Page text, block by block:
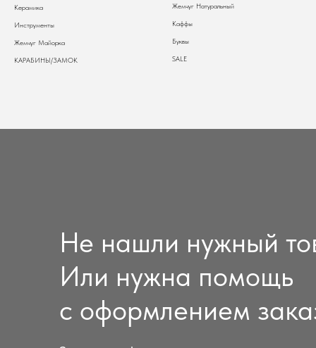
Керамика
Инструменты
Жемчуг Майорка
КАРАБИНЫ/ЗАМОК
Жемчуг Натуральный
Каффы
Буквы
SALE
Не нашли нужный
Или нужна помощь
с оформлением